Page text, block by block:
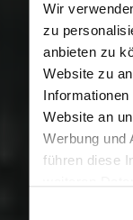
Wir
zu
anbieten zu
Website zu
Website an
Werbung und
führen diese